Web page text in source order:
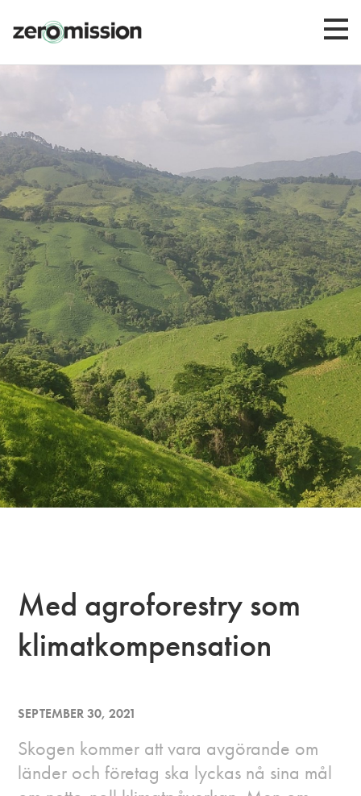
Zeromission
Med agroforestry som
klimatkompensation
SEPTEMBER 30, 2021
Skogen kommer att vara avgörande om
länder och företag ska lyckas nå sina mål